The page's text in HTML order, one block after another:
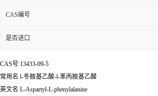
CAS编号
是否进口
CAS号 13433-09-5
常用名 l-冬胺基乙酸-l-苯丙胺基乙酸
英文名 L-Aspartyl-L-phenylalanine